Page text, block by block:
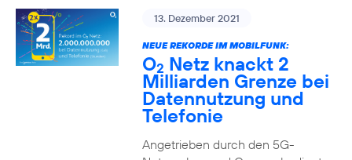
13. Dezember 2021
NEUE REKORDE IM MOBILFUNK:
O2 Netz knackt 2
Milliarden Grenze bei
Datennutzung und
Telefonie
Angetrieben durch den 5G-